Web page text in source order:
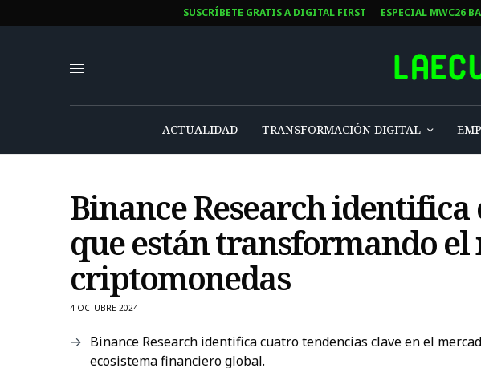
SUSCRÍBETE GRATIS A DIGITAL FIRST ESPECIAL MWC26
ACTUALIDAD TRANSFORMACIÓN DIGITAL
Binance Research
que están transformando el
criptomonedas
4 OCTUBRE 2024
Binance Research identifica cuatro tendencias clave en el
ecosistema financiero global.